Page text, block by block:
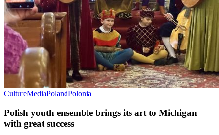
CultureMediaPolandPolonia
Polish youth ensemble brings its art to Michigan
with great success